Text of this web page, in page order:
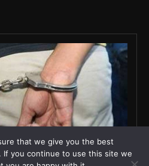
that we give you the best
you continue to use this site we